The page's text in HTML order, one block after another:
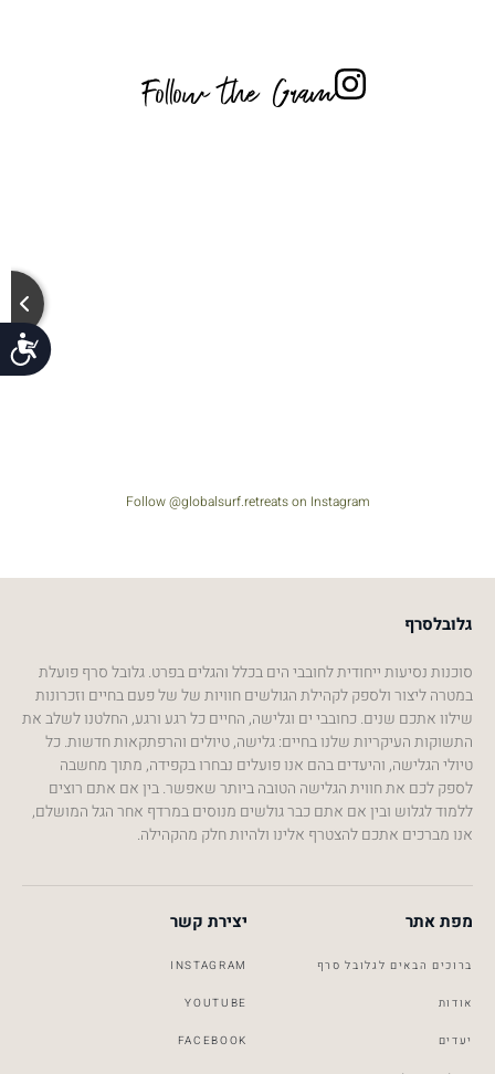
Follow the Gram
Follow @globalsurf.retreats on Instagram
גלובלסרף
סוכנות נסיעות ייחודית לחובבי הים בכלל והגלים בפרט. גלובל סרף פועלת
במטרה ליצור ולספק לקהילת הגולשים חוויות של של פעם בחיים וזכרונות
שילוו אתכם שנים. כחובבי ים וגלישה, החיים כל רגע ורגע, החלטנו לשלב את
התשוקות העיקריות שלנו בחיים: גלישה, טיולים והרפתקאות חדשות. כל
טיולי הגלישה, והיעדים בהם אנו פועלים נבחרו בקפידה, מתוך מחשבה
לספק לכם את חווית הגלישה הטובה ביותר שאפשר. בין אם אתם רוצים
ללמוד לגלוש ובין אם אתם כבר גולשים מנוסים במרדף אחר הגל המושלם,
אנו מברכים אתכם להצטרף אלינו ולהיות חלק מהקהילה.
מפת אתר
ברוכים הבאים לגלובל סרף
אודות
יעדים
יצירת קשר
INSTAGRAM
YOUTUBE
FACEBOOK